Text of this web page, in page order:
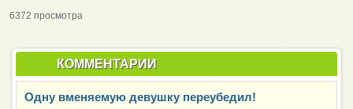
6372 просмотра
КОММЕНТАРИИ
Одну вменяемую девушку переубедил!